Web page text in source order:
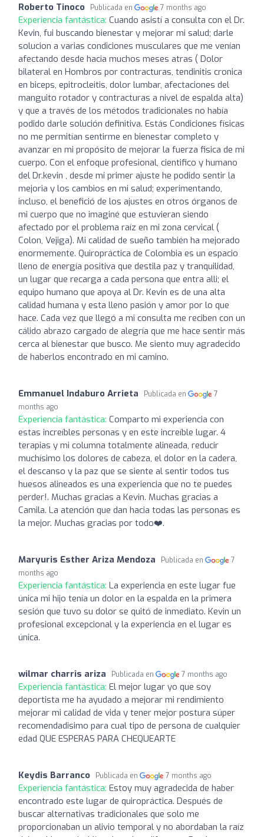
Roberto Tinoco Publicada en 7 months ago
Experiencia fantástica: Cuando asistí a consulta con el Dr.
Kevin, fui buscando bienestar y mejorar mi salud; darle
solucion a varias condiciones musculares que me venían
afectando desde hacia muchos meses atras ( Dolor
bilateral en Hombros por contracturas, tendinitis cronica
en biceps, epitrocleitis, dolor lumbar, afectaciones del
manguito rotador y contracturas a nivel de espalda alta)
y que a través de los métodos tradicionales no había
podido darle solución definitiva. Estás Condiciones físicas
no me permitían sentirme en bienestar completo y
avanzar en mi propósito de mejorar la fuerza fisica de mi
cuerpo. Con el enfoque profesional, cientifico y humano
del Dr.kevin , desde mi primer ajuste he podido sentir la
mejoria y los cambios en mi salud; experimentando,
incluso, el benefició de los ajustes en otros órganos de
mi cuerpo que no imaginé que estuvieran siendo
afectado por el problema raíz en mi zona cervical (
Colon, Vejiga). Mi calidad de sueño también ha mejorado
enormemente. Quiropráctica de Colombia es un espacio
lleno de energía positiva que destila paz y tranquilidad,
un lugar que recarga a cada persona que entra alli; el
equipo humano que apoya al Dr. Kevin es de una alta
calidad humana y esta lleno pasión y amor por lo que
hace. Cada vez que llegó a mi consulta me reciben con un
cálido abrazo cargado de alegría que me hace sentir más
cerca al bienestar que busco. Me siento muy agradecido
de haberlos encontrado en mi camino.
Emmanuel Indaburo Arrieta Publicada en
7
months ago
Experiencia fantástica: Comparto mi experiencia con
estas increíbles personas y en este increíble lugar. 4
terapias y mi columna totalmente alineada, reducir
muchísimo los dolores de cabeza, el dolor en la cadera,
el descanso y la paz que se siente al sentir todos tus
huesos alineados es una experiencia que no te puedes
perder!. Muchas gracias a Kevin. Muchas gracias a
Camila. La atención que dan hacia todas las personas es
la mejor. Muchas gracias por todo❤️.
Maryuris Esther Ariza Mendoza Publicada en
7
months ago
Experiencia fantástica: La experiencia en este lugar fue
única mi hijo tenía un dolor en la espalda en la primera
sesión que tuvo su dolor se quitó de inmediato. Kevin un
profesional excepcional y la experiencia en el lugar es
única.
wilmar charris ariza Publicada en 7 months ago
Experiencia fantástica: El mejor lugar yo que soy
deportista me ha ayudado a mejorar mi rendimiento
mejorar mi calidad de vida y tener mejor postura súper
recomendadisimo para cual tipo de persona de cualquier
edad QUE ESPERAS PARA CHEQUEARTE
Keydis Barranco Publicada en 7 months ago
Experiencia fantástica: Estoy muy agradecida de haber
encontrado este lugar de quiropráctica. Después de
buscar alternativas tradicionales que solo me
proporcionaban un alivio temporal y no abordaban la raíz